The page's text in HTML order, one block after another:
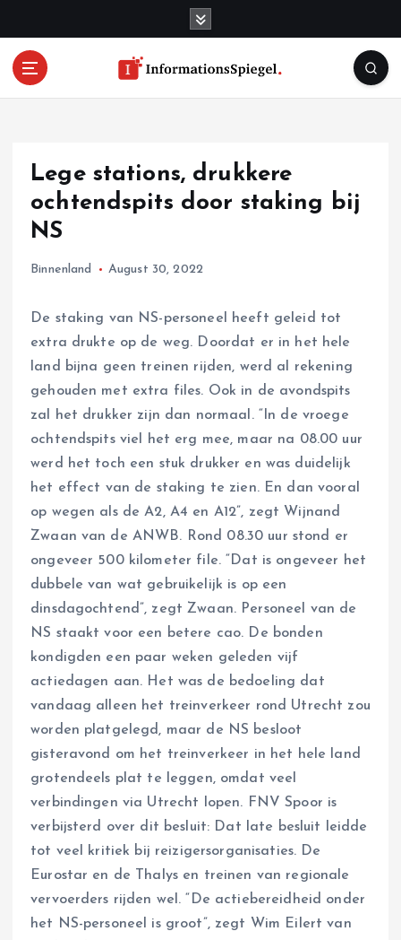
Lege stations, drukkere
ochtendspits door staking bij
NS
Binnenland August 30, 2022
De staking van NS-personeel heeft geleid tot
extra drukte op de weg. Doordat er in het hele
land bijna geen treinen rijden, werd al rekening
gehouden met extra files. Ook in de avondspits
zal het drukker zijn dan normaal. “In de vroege
ochtendspits viel het erg mee, maar na 08.00 uur
werd het toch een stuk drukker en was duidelijk
het effect van de staking te zien. En dan vooral
op wegen als de A2, A4 en A12”, zegt Wijnand
Zwaan van de ANWB. Rond 08.30 uur stond er
ongeveer 500 kilometer file. “Dat is ongeveer het
dubbele van wat gebruikelijk is op een
dinsdagochtend”, zegt Zwaan. Personeel van de
NS staakt voor een betere cao. De bonden
kondigden een paar weken geleden vijf
actiedagen aan. Het was de bedoeling dat
vandaag alleen het treinverkeer rond Utrecht zou
worden platgelegd, maar de NS besloot
gisteravond om het treinverkeer in het hele land
grotendeels plat te leggen, omdat veel
verbindingen via Utrecht lopen. FNV Spoor is
verbijsterd over dit besluit: Dat late besluit leidde
tot veel kritiek bij reizigersorganisaties. De
Eurostar en de Thalys en treinen van regionale
vervoerders rijden wel. “De actiebereidheid onder
het NS-personeel is groot”, zegt Wim Eilert van